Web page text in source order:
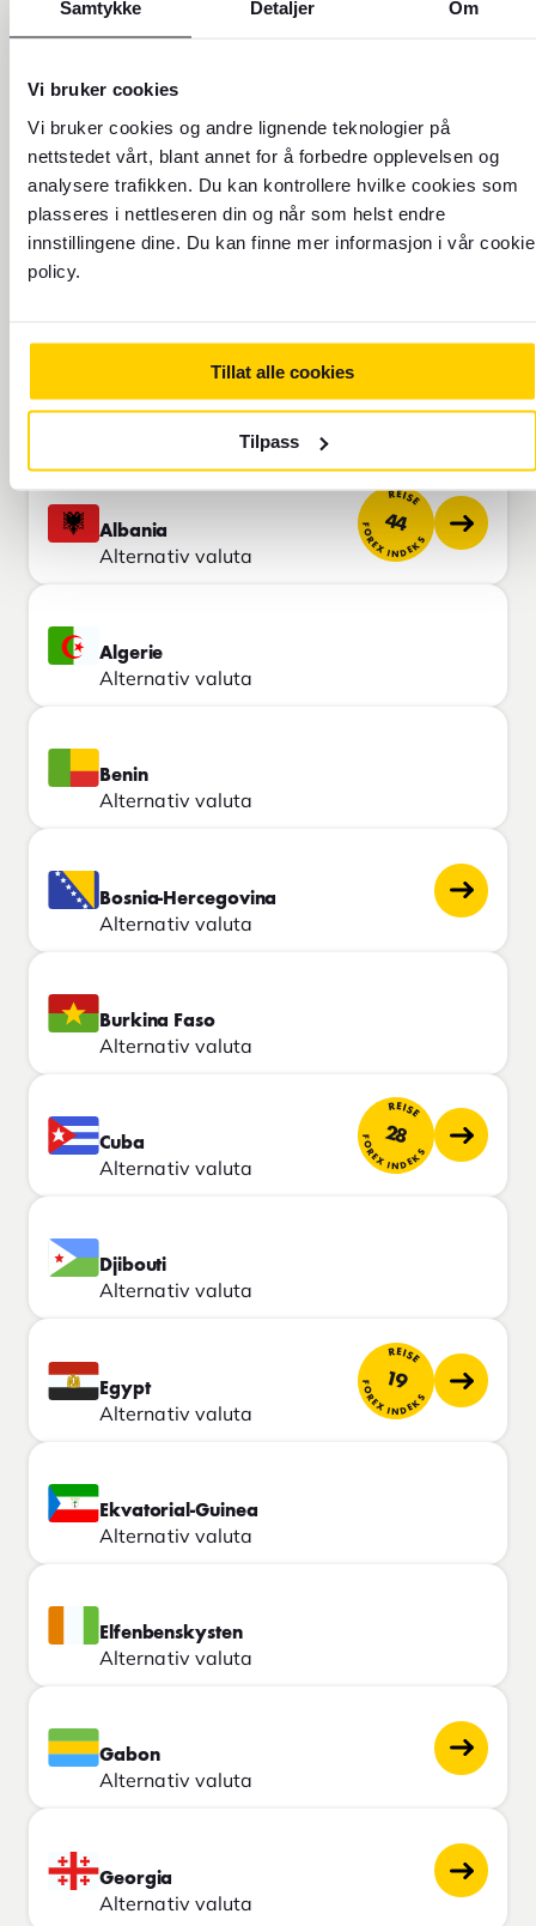
Samtykke Detaljer Om
Vi bruker cookies
Vi bruker cookies og andre lignende teknologier på
nettstedet vårt, blant annet for å forbedre opplevelsen og
analysere trafikken. Du kan kontrollere hvilke cookies som
plasseres i nettleseren din og når som helst endre
innstillingene dine. Du kan finne mer informasjon i vår cookie
policy.
Tillat alle cookies
Tilpass
Spania
Tyskland
Primær valuta
REISE
72
FOREX INDEKS
Østerrike 78
FOREX INDEKS
Albania
Alternativ valuta
REISE
44
FOREX INDEKS
Algerie
Alternativ valuta
Benin
Alternativ valuta
Bosnia-Hercegovina
Alternativ valuta
Burkina Faso
Alternativ valuta
Cuba
Alternativ valuta
REISE
28
FOREX INDEKS
Djibouti
Alternativ valuta
Egypt
Alternativ valuta
REISE
19
FOREX INDEKS
Ekvatorial-Guinea
Alternativ valuta
Elfenbenskysten
Alternativ valuta
Gabon
Alternativ valuta
Georgia
Alternativ valuta